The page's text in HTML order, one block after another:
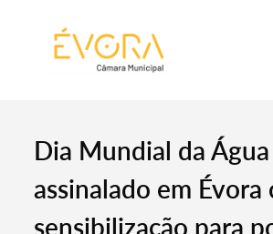
Dia Mundial da Água
assinalado em Évora
sensibilização para